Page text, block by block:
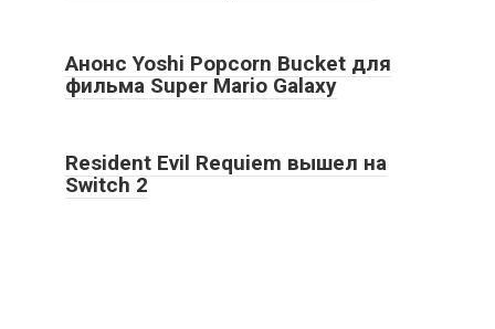
Анонс Yoshi Popcorn Bucket для
фильма Super Mario Galaxy
Resident Evil Requiem вышел на
Switch 2